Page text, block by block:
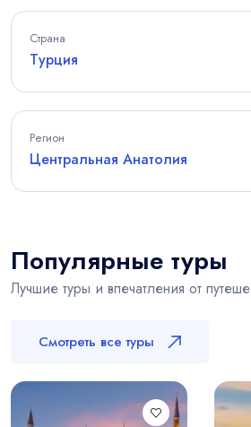
Страна
Турция
Регион
Центральная Анатолия
Популярные туры
Лучшие туры и впечатления от
Смотреть все туры